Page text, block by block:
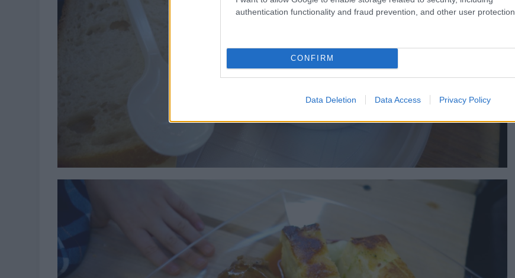
authentication functionality and fraud prevention, and other user protection.
CONFIRM
Data Deletion Data Access Privacy Policy